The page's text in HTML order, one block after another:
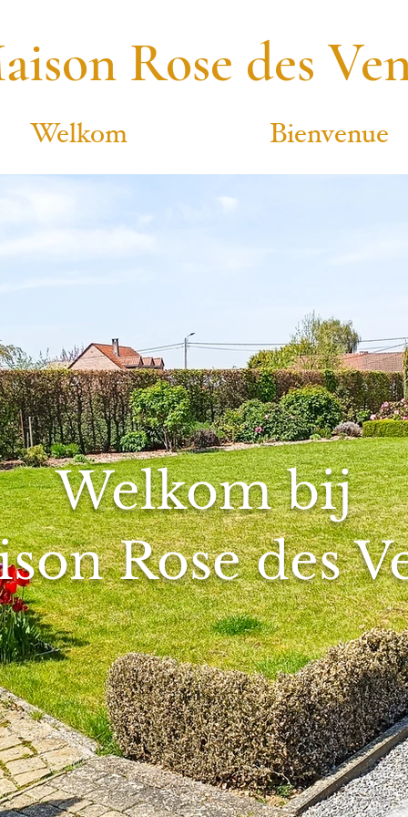
Rose des
Welkom Bienvenue
Welkom bij
Rose des